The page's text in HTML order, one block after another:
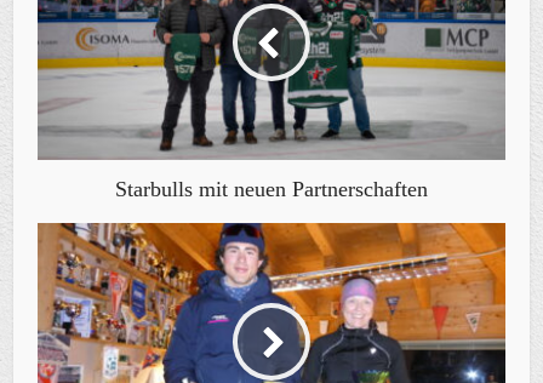
Starbulls mit neuen Partnerschaften